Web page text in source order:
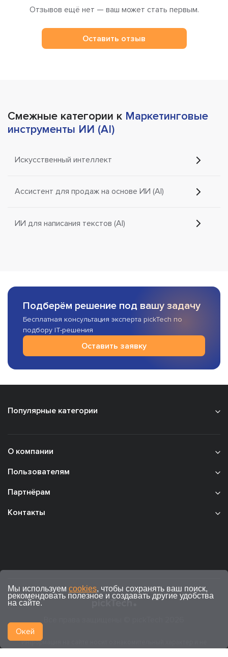
Отзывов ещё нет — ваш может стать первым.
Оставить отзыв
Смежные категории к Маркетинговые
инструменты ИИ (AI)
Искусственный интеллект
Ассистент для продаж на основе ИИ (AI)
ИИ для написания текстов (AI)
Подберём решение под вашу задачу
Бесплатная консультация эксперта pickTech по
подбору IT-решения
Оставить заявку
Популярные категории
О компании
Пользователям
Партнёрам
Контакты
Информация на сайте носит ознакомительный характер и не
Мы используем cookies, чтобы сохранять ваш поиск,
рекомендовать полезное и создавать другие удобства
на сайте.
Окей